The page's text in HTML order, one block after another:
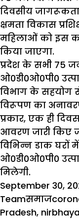
दिवसीय
क्षमता विकास
महिलाओं को इस
किया जाएगा.
प्रदेश के सभी 75
ओ0डी0ओ0पी0
विभाग के सहयोग
विरूपण का
प्रकार, एक ही
आवरण जारी किए
विभिन्न डाक
ओ0डी0ओ0पी0
मिलेगी.
Posted
on
September 30,
TeamCategories
समाजTags
Pradesh,